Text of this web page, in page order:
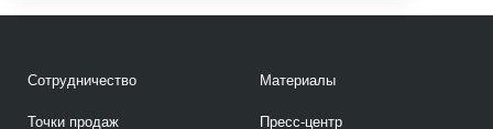
Сотрудничество
Точки продаж
Материалы
Пресс-центр